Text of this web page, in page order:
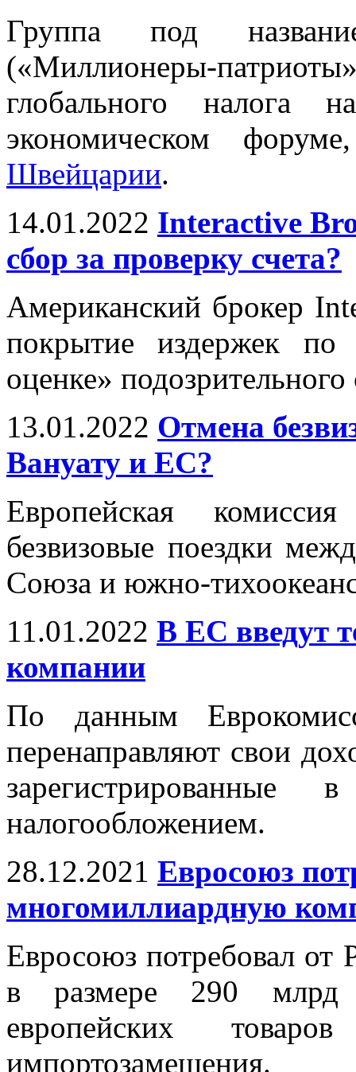
Группа под
(«Миллионеры-
глобального налога
экономическом
Швейцарии.
14.01.2022 Interactive
сбор за проверку счета?
Американский брокер
покрытие издержек по
оценке» подозрительного
13.01.2022 Отмена
Вануату и ЕС?
Европейская
безвизовые поездки
Союза и южно-
11.01.2022 В ЕС введут
компании
По данным
перенаправляют свои
налогообложением.
28.12.2021 Евросоюз
многомиллиардную
Евросоюз потребовал от
в размере 290 млрд
европейских
импортозамещения.